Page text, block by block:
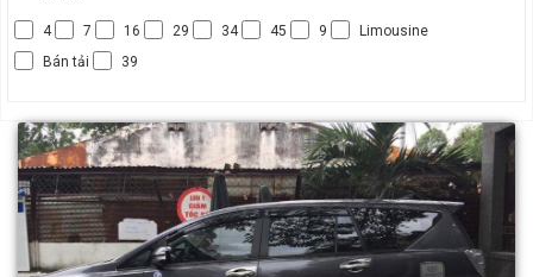
4 7 16 29 34 45 9
Limousine
Bán tải
39